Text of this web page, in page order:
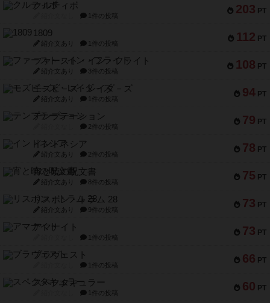
203 PT
クルティボ
1件の投稿
112 PT
1809
紹介文あり 1件の投稿
108 PT
ファースト・イン・フライト
紹介文あり 3件の投稿
94 PT
モズビ－ズ・レイダ－ズ
紹介文あり 1件の投稿
79 PT
テンプテーション
2件の投稿
78 PT
インドネシア
紹介文あり 2件の投稿
75 PT
宵と暁の呪文書
紹介文あり 8件の投稿
73 PT
リスボン・トラム 28
紹介文あり 9件の投稿
73 PT
アマナイト
1件の投稿
66 PT
ブラヴェスト
1件の投稿
60 PT
スペクタキュラー
1件の投稿